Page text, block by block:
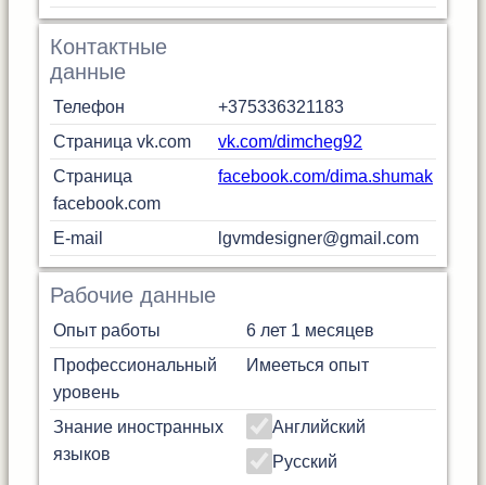
Контактные
данные
Телефон
+375336321183
Страница vk.com
vk.com/dimcheg92
Страница
facebook.com
facebook.com/dima.shumak
E-mail lgvmdesigner@gmail.com
Рабочие данные
Опыт работы
6 лет 1 месяцев
Профессиональный
уровень
Имееться опыт
Знание иностранных
языков
Английский
Русский